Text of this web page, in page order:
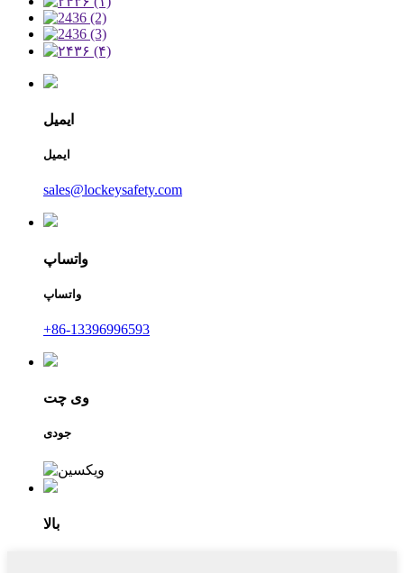
ایمیل
ایمیل
sales@lockeysafety.com
واتساپ
واتساپ
‎+86-13396996593‎
وی چت
جودی
بالا